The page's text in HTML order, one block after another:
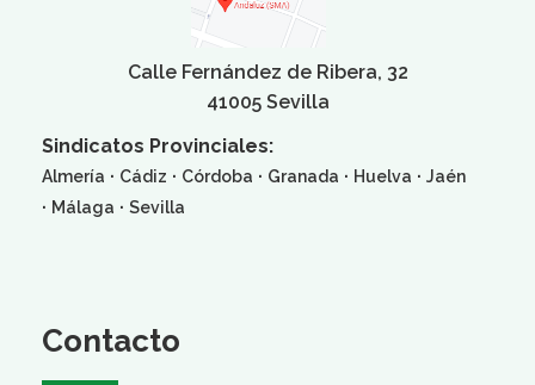
Calle Fernández de Ribera, 32
41005 Sevilla
Sindicatos Provinciales:
Almería · Cádiz · Córdoba · Granada · Huelva · Jaén
· Málaga · Sevilla
Contacto